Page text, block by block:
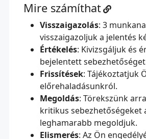
Mire számíthat
Visszaigazolás: 3
visszaigazoljuk a jelentés
Értékelés: Kivizsgáljuk és
bejelentett
Frissítések: Tájékoztatjuk
előrehaladásunkról.
Megoldás: Törekszünk
kritikus sebezhetőségeket
leghamarabb megoldjuk.
Elismerés: Az Ön